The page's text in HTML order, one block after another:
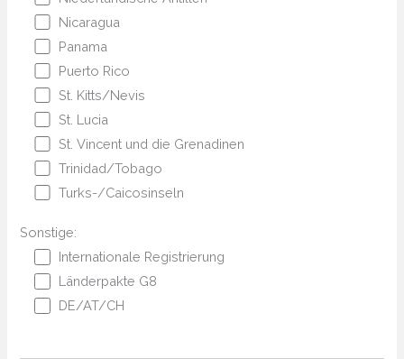
Nicaragua
Panama
Puerto Rico
St. Kitts/Nevis
St. Lucia
St. Vincent und die Grenadinen
Trinidad/Tobago
Turks-/Caicosinseln
Sonstige:
Internationale Registrierung
Länderpakte G8
DE/AT/CH